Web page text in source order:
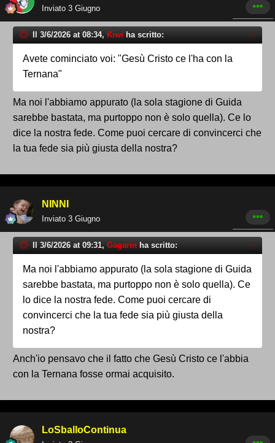
Inviato 3 Giugno
Il 3/6/2026 at 08:34, Kiwi ha scritto:
Avete cominciato voi: "Gesù Cristo ce l'ha con la
Ternana"
Ma noi l'abbiamo appurato (la sola stagione di Guida
sarebbe bastata, ma purtoppo non è solo quella). Ce lo
dice la nostra fede. Come puoi cercare di convincerci che
la tua fede sia più giusta della nostra?
NINNI
Inviato 3 Giugno
Il 3/6/2026 at 09:31, Gagarin ha scritto:
Ma noi l'abbiamo appurato (la sola stagione di Guida
sarebbe bastata, ma purtoppo non è solo quella). Ce
lo dice la nostra fede. Come puoi cercare di
convincerci che la tua fede sia più giusta della
nostra?
Anch'io pensavo che il fatto che Gesù Cristo ce l'abbia
con la Ternana fosse ormai acquisito.
LoSballoContinua